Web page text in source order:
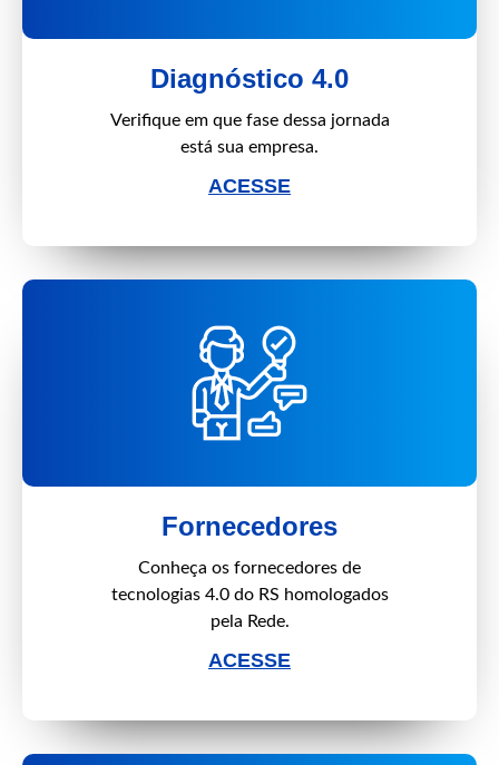
Diagnóstico 4.0
Verifique em que fase dessa jornada
está sua empresa.
ACESSE
Fornecedores
Conheça os fornecedores de
tecnologias 4.0 do RS homologados
pela Rede.
ACESSE